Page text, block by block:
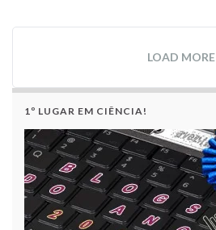
LOAD MORE
1º LUGAR EM CIÊNCIA!